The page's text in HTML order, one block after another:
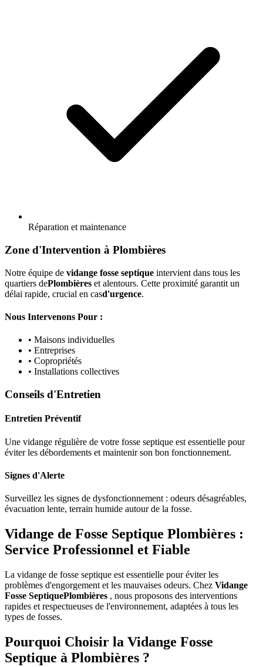
Réparation et maintenance
Zone d'Intervention à Plombières
Notre équipe de vidange fosse septique intervient dans tous les
quartiers dePlombières et alentours. Cette proximité garantit un
délai rapide, crucial en casd'urgence.
Nous Intervenons Pour :
• Maisons individuelles
• Entreprises
• Copropriétés
• Installations collectives
Conseils d'Entretien
Entretien Préventif
Une vidange régulière de votre fosse septique est essentielle pour
éviter les débordements et maintenir son bon fonctionnement.
Signes d'Alerte
Surveillez les signes de dysfonctionnement : odeurs désagréables,
évacuation lente, terrain humide autour de la fosse.
Vidange de Fosse Septique Plombières :
Service Professionnel et Fiable
La vidange de fosse septique est essentielle pour éviter les
problèmes d'engorgement et les mauvaises odeurs. Chez Vidange
Fosse SeptiquePlombières , nous proposons des interventions
rapides et respectueuses de l'environnement, adaptées à tous les
types de fosses.
Pourquoi Choisir la Vidange Fosse
Septique à Plombières ?